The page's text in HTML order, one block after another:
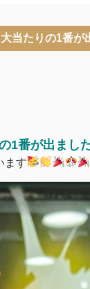
当たりの1番が
1番が出まし
ます